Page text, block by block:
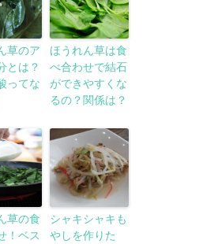
草のア
とは？
ってな
ほうれん草は食
べ合わせで結石
ができやすくな
るの？関係は？
草の食
！ベス
シャキシャキも
やしを作りた